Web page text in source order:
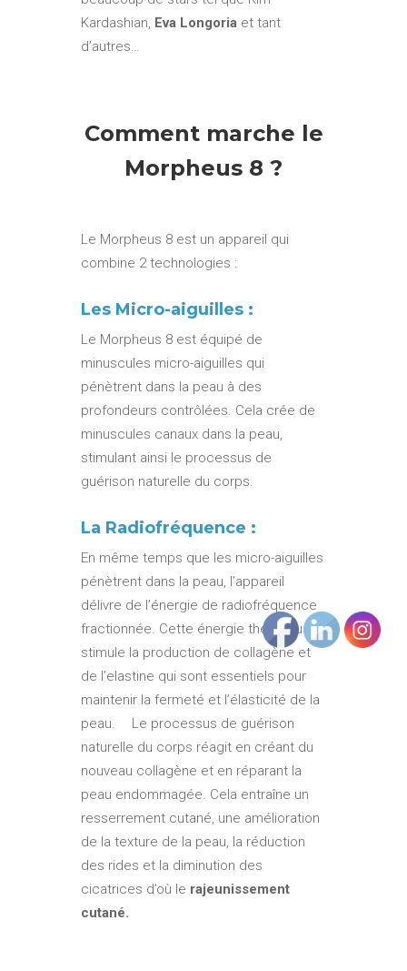
Kardashian, Eva Longoria et tant
d’autres…
Comment marche le
Morpheus 8 ?
Le Morpheus 8 est un appareil qui
combine 2 technologies :
Les Micro-aiguilles :
Le Morpheus 8 est équipé de
minuscules micro-aiguilles qui
pénètrent dans la peau à des
profondeurs contrôlées. Cela crée de
minuscules canaux dans la peau,
stimulant ainsi le processus de
guérison naturelle du corps.
La Radiofréquence :
En même temps que les micro-aiguilles
pénètrent dans la peau, l’appareil
délivre de l’énergie de radiofréquence
fractionnée. Cette énergie thermique
stimule la production de collagène et
de l’elastine qui sont essentiels pour
maintenir la fermeté et l’élasticité de la
peau. Le processus de guérison
naturelle du corps réagit en créant du
nouveau collagène et en réparant la
peau endommagée. Cela entraîne un
resserrement cutané, une amélioration
de la texture de la peau, la réduction
des rides et la diminution des
cicatrices d’où le rajeunissement
cutané.